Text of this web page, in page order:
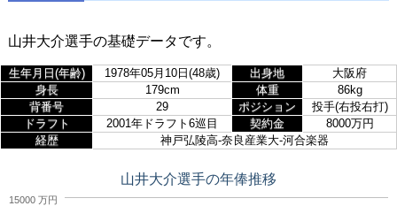
山井大介選手の基礎データです。
生年月日(年齢) 1978年05月10日(48歳) 出身地
大阪府
身長
179cm 体重
86kg
背番号
29 ポジション
投手(右投右打)
ドラフト
2001年ドラフト6巡目 契約金
8000万円
経歴
神戸弘陵高-奈良産業大-河合楽器
山井大介選手の年俸推移
15000 万円